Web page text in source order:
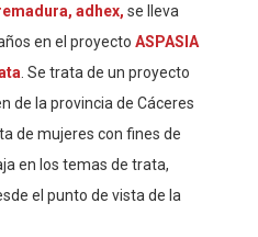
adhex, se lleva
en el proyecto ASPASIA
. Se trata de un proyecto
de la provincia de Cáceres
de mujeres con fines de
en los temas de trata,
el punto de vista de la